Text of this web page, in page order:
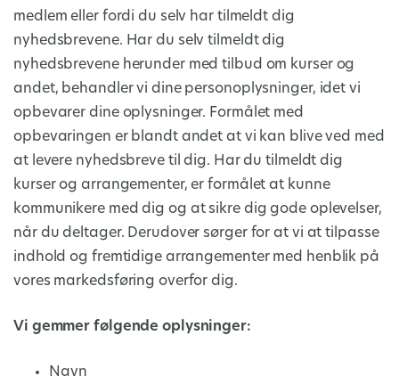
medlem eller fordi du selv har tilmeldt dig
nyhedsbrevene. Har du selv tilmeldt dig
nyhedsbrevene herunder med tilbud om kurser og
andet, behandler vi dine personoplysninger, idet vi
opbevarer dine oplysninger. Formålet med
opbevaringen er blandt andet at vi kan blive ved med
at levere nyhedsbreve til dig. Har du tilmeldt dig
kurser og arrangementer, er formålet at kunne
kommunikere med dig og at sikre dig gode oplevelser,
når du deltager. Derudover sørger for at vi at tilpasse
indhold og fremtidige arrangementer med henblik på
vores markedsføring overfor dig.
Vi gemmer følgende oplysninger:
Navn